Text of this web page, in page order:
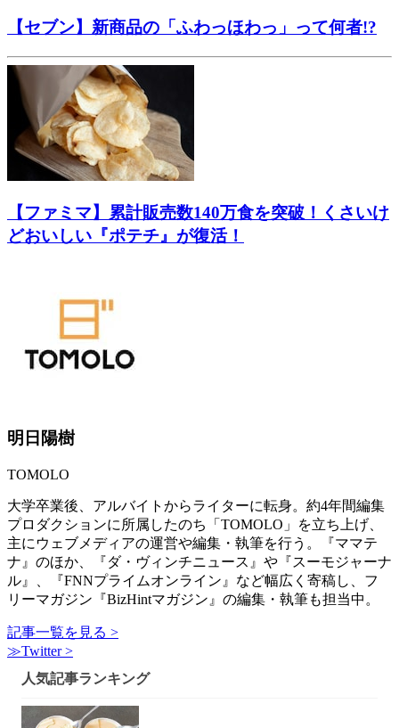
【セブン】新商品の「ふわっほわっ」って何者!?
【ファミマ】累計販売数140万食を突破！くさいけ
どおいしい『ポテチ』が復活！
明日陽樹
TOMOLO
大学卒業後、アルバイトからライターに転身。約4年間編集
プロダクションに所属したのち「TOMOLO」を立ち上げ、
主にウェブメディアの運営や編集・執筆を行う。『ママテ
ナ』のほか、『ダ・ヴィンチニュース』や『スーモジャーナ
ル』、『FNNプライムオンライン』など幅広く寄稿し、フ
リーマガジン『BizHintマガジン』の編集・執筆も担当中。
記事一覧を見る >
≫Twitter >
人気記事ランキング